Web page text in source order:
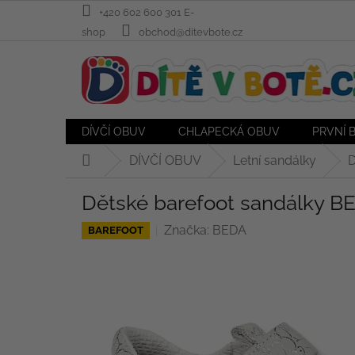
+420 602 600 301 E-
shop
obchod@ditevbote.cz
DÍVČÍ OBUV CHLAPECKÁ OBUV PRVNÍ
DomůDÍVČÍ OBUV Letní sandálky
Dětské barefoot sandálky
BAREFOOT Značka: BEDA